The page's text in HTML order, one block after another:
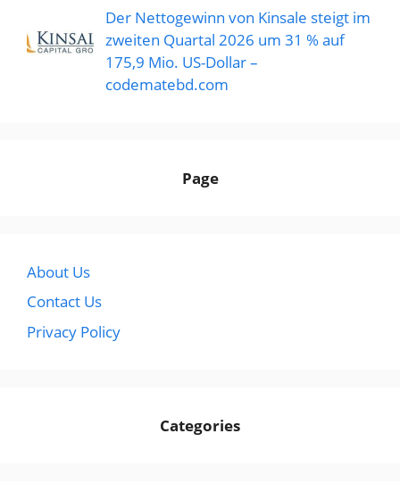
Der Nettogewinn von Kinsale steigt im
zweiten Quartal 2026 um 31 % auf
175,9 Mio. US-Dollar –
codematebd.com
Page
About Us
Contact Us
Privacy Policy
Categories